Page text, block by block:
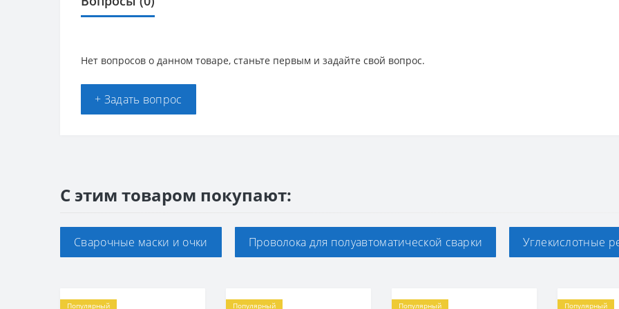
Нет вопросов о данном товаре, станьте первым и задайте свой вопрос.
+ Задать вопрос
С этим товаром покупают:
Сварочные маски и очки Проволока для полуавтоматической сварки Углекислотные
Популярный Популярный Популярный Популярный